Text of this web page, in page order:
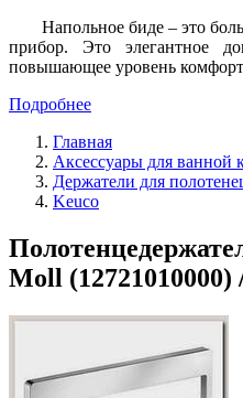
Напольное биде – это
прибор. Это элегантное
повышающее уровень
Подробнее
Главная
Аксессуары для ванной
Держатели для
Keuco
Moll (12721010000)